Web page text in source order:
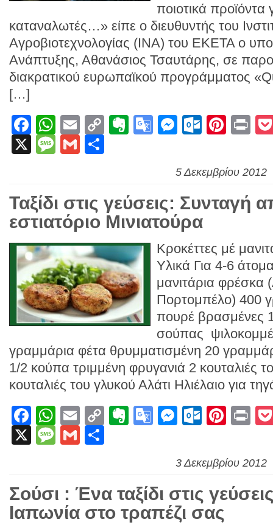
ποιοτικά προϊόντα
καταναλωτές…» είπε ο διευθυντής του
Αγροβιοτεχνολογίας (ΙΝΑ) του ΕΚΕΤΑ ο
Ανάπτυξης, Αθανάσιος Τσαυτάρης, σε
διακρατικού ευρωπαϊκού προγράμματος
[…]
Facebook
WhatsApp
EmailCopyEvernote
Google
X
Message
Gmail
5 Δεκεμβρίου 2012
Ταξίδι στις γεύσεις: Συνταγή
εστιατόριο Μινιατούρα
Κροκέττες μέ
Υλικά Για 4-6
μανιτάρια
Πορτομπέλο) 400
πουρέ βρασμένες
σούπας
γραμμάρια φέτα θρυμματισμένη 20
1/2 κούπα τριμμένη φρυγανιά 2 κουταλιές
κουταλιές του γλυκού Αλάτι Ηλιέλαιο για
Facebook
WhatsApp
EmailCopyEvernote
Google
X
Message
Gmail
3 Δεκεμβρίου 2012
Σούσι : Ένα ταξίδι στις
Ιαπωνία στο τραπέζι σας